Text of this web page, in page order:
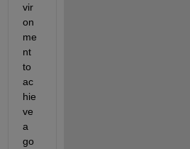
vir
on
me
nt
to
ac
hie
ve
a
go